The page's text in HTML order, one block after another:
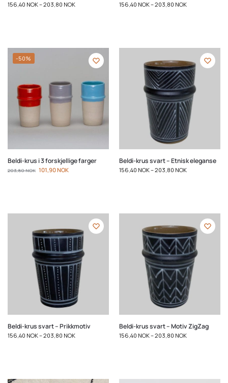
156,40 NOK–203,80 NOK 156,40 NOK–203,80 NOK
-50%
Beldi-krus i 3 forskjellige farger
203,80NOK 101,90NOK
Beldi-krus svart – Etnisk eleganse
156,40 NOK–203,80 NOK
Beldi-krus svart – Prikkmotiv
156,40 NOK–203,80 NOK
Beldi-krus svart – Motiv ZigZag
156,40 NOK–203,80 NOK